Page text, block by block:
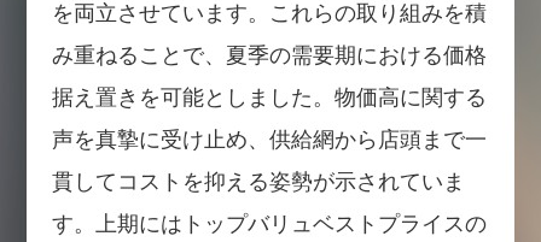
を両立させています。これらの取り組みを積
み重ねることで、夏季の需要期における価格
据え置きを可能としました。物価高に関する
声を真摯に受け止め、供給網から店頭まで一
貫してコストを抑える姿勢が示されていま
す。上期にはトップバリュベストプライスの